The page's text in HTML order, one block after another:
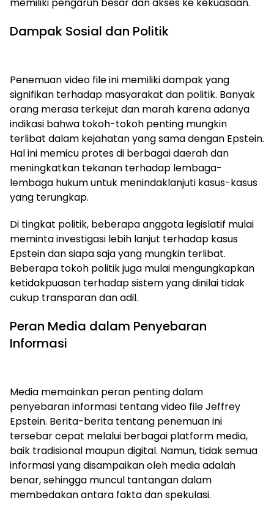
memiliki pengaruh besar dan akses ke kekuasaan.
Dampak Sosial dan Politik
Penemuan video file ini memiliki dampak yang
signifikan terhadap masyarakat dan politik. Banyak
orang merasa terkejut dan marah karena adanya
indikasi bahwa tokoh-tokoh penting mungkin
terlibat dalam kejahatan yang sama dengan Epstein.
Hal ini memicu protes di berbagai daerah dan
meningkatkan tekanan terhadap lembaga-
lembaga hukum untuk menindaklanjuti kasus-kasus
yang terungkap.
Di tingkat politik, beberapa anggota legislatif mulai
meminta investigasi lebih lanjut terhadap kasus
Epstein dan siapa saja yang mungkin terlibat.
Beberapa tokoh politik juga mulai mengungkapkan
ketidakpuasan terhadap sistem yang dinilai tidak
cukup transparan dan adil.
Peran Media dalam Penyebaran
Informasi
Media memainkan peran penting dalam
penyebaran informasi tentang video file Jeffrey
Epstein. Berita-berita tentang penemuan ini
tersebar cepat melalui berbagai platform media,
baik tradisional maupun digital. Namun, tidak semua
informasi yang disampaikan oleh media adalah
benar, sehingga muncul tantangan dalam
membedakan antara fakta dan spekulasi.